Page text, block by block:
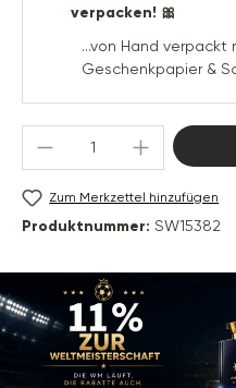
verpacken! 🎀
...von Hand verpackt
Geschenkpapier &
Produkt Anzahl:
Zum Merkzettel hinzufügen
Produktnummer: SW15382